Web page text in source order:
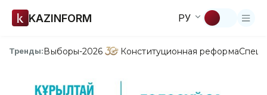
KAZINFORM РУ
Тренды:Выборы-2026 Конституционная реформа